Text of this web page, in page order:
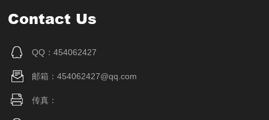
Contact Us
QQ：454062427
邮箱：454062427@qq.com
传真：